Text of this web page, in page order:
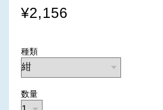
¥2,156
種類
数量